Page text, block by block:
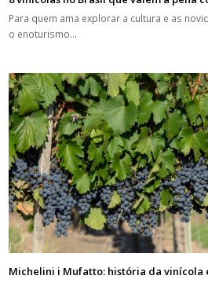
Para quem ama explorar a cultura e as
o enoturismo…
Michelini i Mufatto: história da vinícola